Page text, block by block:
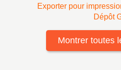
Exporter pour
Dépôt
Montrer toutes